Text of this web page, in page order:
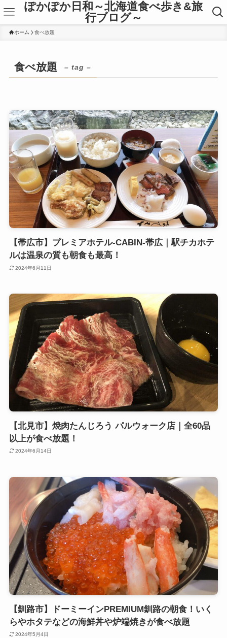
ぽかぽか日和～北海道食べ歩き&旅
行ブログ～
ホーム 食べ放題
食べ放題 – tag –
【帯広市】プレミアホテル-CABIN-帯広｜駅チカホテ
ルは温泉の質も朝食も最高！
2024年6月11日
【北見市】焼肉たんじろう パルウォーク店｜全60品
以上が食べ放題！
2024年6月14日
【釧路市】ドーミーインPREMIUM釧路の朝食！いく
らやホタテなどの海鮮丼や炉端焼きが食べ放題
2024年5月4日